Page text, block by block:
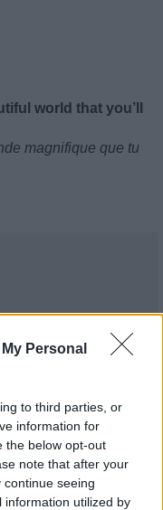
Personal
to third parties, or
information for
the below opt-out
note that after your
seeing
information utilized by
world that you’ll
magnifique que tu